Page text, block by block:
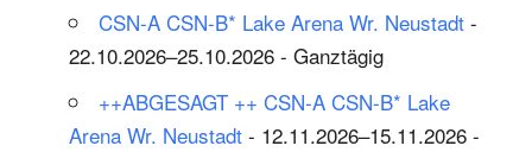
CSN-A CSN-B* Lake Arena Wr. Neustadt-
22.10.2026–25.10.2026 - Ganztägig
++ABGESAGT ++ CSN-A CSN-B* Lake
Arena Wr. Neustadt- 12.11.2026–15.11.2026 -